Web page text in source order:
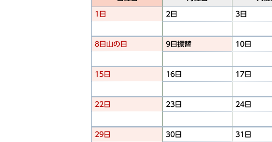
1日 2日 3日
8日 山の日 9日 振替 10日
15日 16日 17日
22日 23日 24日
29日 30日 31日